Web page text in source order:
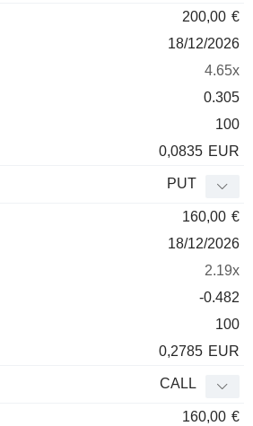
200,00 €
18/12/2026
4.65x
0.305
100
0,0835 EUR
PUT
160,00 €
18/12/2026
2.19x
-0.482
100
0,2785 EUR
CALL
160,00 €